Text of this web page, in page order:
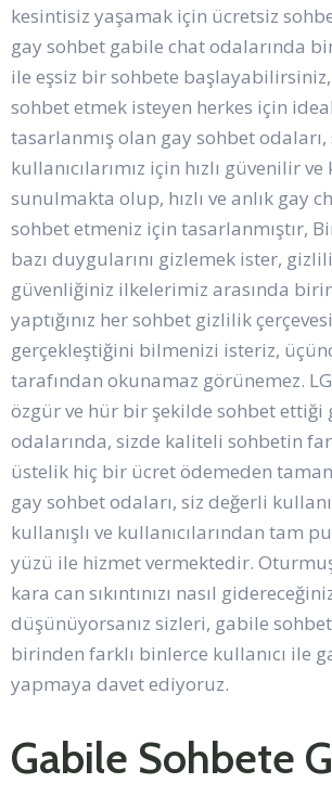
kesintisiz yaşamak için ücretsiz
gay sohbet gabile chat odalarında
ile eşsiz bir sohbete
sohbet etmek isteyen herkes için
tasarlanmış olan gay sohbet odaları,
kullanıcılarımız için hızlı güvenilir
sunulmakta olup, hızlı ve anlık gay
sohbet etmeniz için tasarlanmıştır,
bazı duygularını gizlemek ister,
güvenliğiniz ilkelerimiz arasında
yaptığınız her sohbet gizlilik
gerçekleştiğini bilmenizi isteriz,
tarafından okunamaz görünemez.
özgür ve hür bir şekilde sohbet ettiği
odalarında, sizde kaliteli sohbetin
üstelik hiç bir ücret ödemeden
gay sohbet odaları, siz değerli
kullanışlı ve kullanıcılarından tam
yüzü ile hizmet vermektedir.
kara can sıkıntınızı nasıl
düşünüyorsanız sizleri, gabile
birinden farklı binlerce kullanıcı ile
yapmaya davet ediyoruz.
Gabile Sohbete